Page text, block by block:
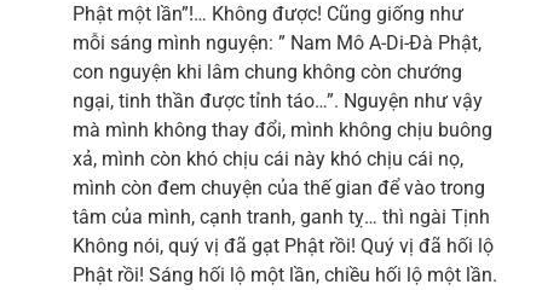
Phật một lần”!… Không được! Cũng giống như
mỗi sáng mình nguyện: ” Nam Mô A-Di-Đà Phật,
con nguyện khi lâm chung không còn chướng
ngại, tinh thần được tỉnh táo…”. Nguyện như vậy
mà mình không thay đổi, mình không chịu buông
xả, mình còn khó chịu cái này khó chịu cái nọ,
mình còn đem chuyện của thế gian để vào trong
tâm của mình, cạnh tranh, ganh tỵ… thì ngài Tịnh
Không nói, quý vị đã gạt Phật rồi! Quý vị đã hối lộ
Phật rồi! Sáng hối lộ một lần, chiều hối lộ một lần.